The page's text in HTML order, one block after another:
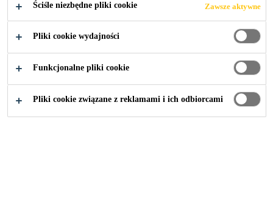
Przemysł ... Elementy podłogowe
Rozwiązania Sika:
Ściśle niezbędne pliki cookie Zawsze aktywne
Pliki cookie wydajności
Funkcjonalne pliki cookie
Pliki cookie związane z reklamami i ich odbiorcami